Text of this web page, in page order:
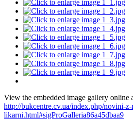
View the embedded image gallery online
http://bukcentre.cv.ua/index.php/novini-
likarni.html#sigProGalleria86a45dbaa9